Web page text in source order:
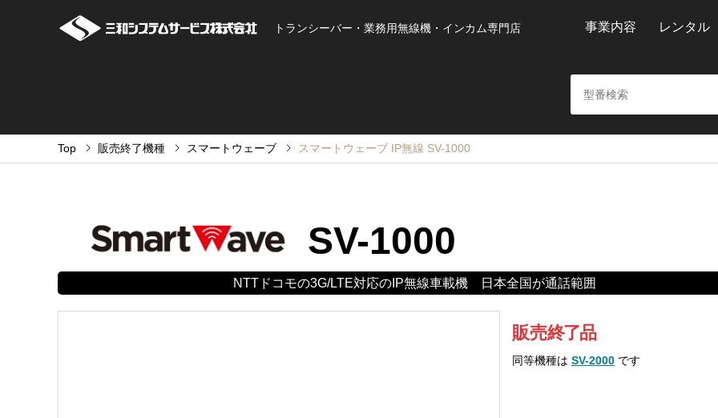
トランシーバー・業務用無線機・インカム専門店 事業内容 レンタル
Top 販売終了機種 スマートウェーブ スマートウェーブ IP無線 SV-1000
SV-1000
NTTドコモの3G/LTE対応のIP無線車載機 日本全国が通話範囲
販売終了品
同等機種は SV-2000です